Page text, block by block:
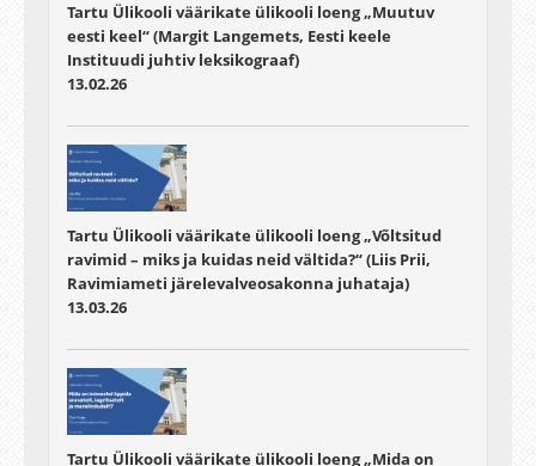
Tartu Ülikooli väärikate ülikooli loeng „Muutuv
eesti keel“ (Margit Langemets, Eesti keele
Instituudi juhtiv leksikograaf)
13.02.26
Tartu Ülikooli väärikate ülikooli loeng „Võltsitud
ravimid – miks ja kuidas neid vältida?“ (Liis Prii,
Ravimiameti järelevalveosakonna juhataja)
13.03.26
Tartu Ülikooli väärikate ülikooli loeng „Mida on